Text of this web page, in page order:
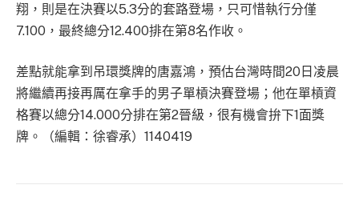
翔，則是在決賽以5.3分的套路登場，只可惜執行分僅
7.100，最終總分12.400排在第8名作收。
差點就能拿到吊環獎牌的唐嘉鴻，預估台灣時間20日凌晨
將繼續再接再厲在拿手的男子單槓決賽登場；他在單槓資
格賽以總分14.000分排在第2晉級，很有機會拚下1面獎
牌。（編輯：徐睿承）1140419